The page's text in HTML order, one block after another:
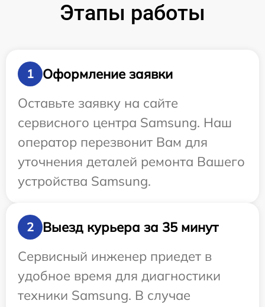
Этапы работы
1
Оформление заявки
Оставьте заявку на сайте
сервисного центра Samsung. Наш
оператор перезвонит Вам для
уточнения деталей ремонта Вашего
устройства Samsung.
2
Выезд курьера за 35 минут
Сервисный инженер приедет в
удобное время для диагностики
техники Samsung. В случае